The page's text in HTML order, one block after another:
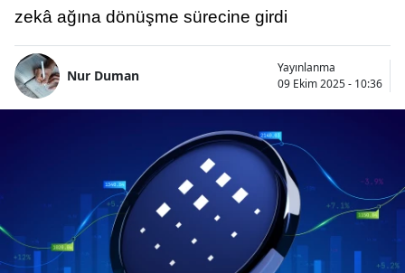
zekâ ağına dönüşme sürecine girdi
Nur Duman
Yayınlanma
09 Ekim 2025 - 10:36